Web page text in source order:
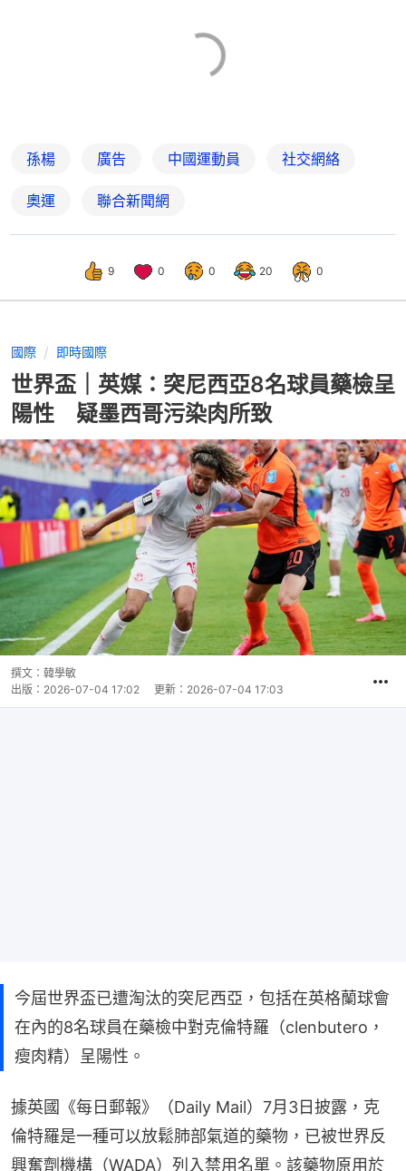
孫楊 廣告 中國運動員 社交網絡
奧運 聯合新聞網
9 0 0 20 0
國際 即時國際
世界盃｜英媒：突尼西亞8名球員藥檢呈
陽性 疑墨西哥污染肉所致
撰文： 韓學敏
出版： 2026-07-04 17:02 更新： 2026-07-04 17:03
今屆世界盃已遭淘汰的突尼西亞，包括在英格蘭球會
在內的8名球員在藥檢中對克倫特羅（clenbutero，
瘦肉精）呈陽性。
據英國《每日郵報》（Daily Mail）7月3日披露，克
倫特羅是一種可以放鬆肺部氣道的藥物，已被世界反
興奮劑機構（WADA）列入禁用名單。該藥物原用於